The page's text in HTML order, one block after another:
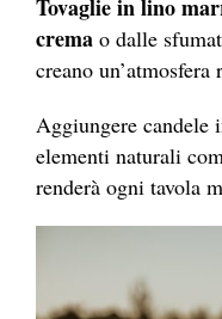
Tovaglie in lino
crema o dalle
creano un’atmosfera
Aggiungere candele
elementi naturali
renderà ogni tavola